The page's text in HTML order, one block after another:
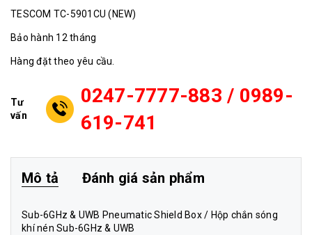
TESCOM TC-5901CU (NEW)
Bảo hành 12 tháng
Hàng đặt theo yêu cầu.
Tư
vấn
0247-7777-883 / 0989-
619-741
Mô tả Đánh giá sản phẩm
Sub-6GHz & UWB Pneumatic Shield Box / Hộp chắn sóng
khí nén Sub-6GHz & UWB